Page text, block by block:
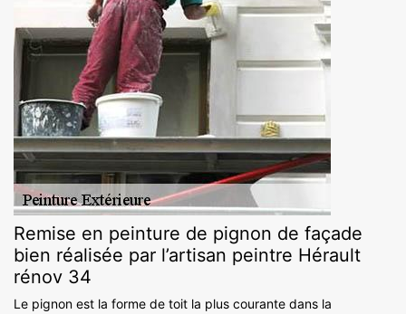
Remise en peinture de pignon de façade
bien réalisée par l’artisan peintre Hérault
rénov 34
Le pignon est la forme de toit la plus courante dans la